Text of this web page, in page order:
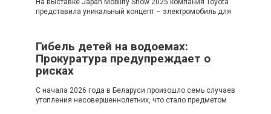
На выставке Japan Mobility Show 2025 компания Toyota
представила уникальный концепт – электромобиль для
Гибель детей на водоемах:
Прокуратура предупреждает о
рисках
С начала 2026 года в Беларуси произошло семь случаев
утопления несовершеннолетних, что стало предметом